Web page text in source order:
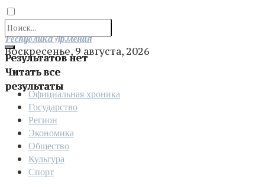
Результатов нет
Читать все
результаты
Отправить
Республика Армения
Воскресенье, 9 августа, 2026
Официальная хроника
Государство
Регион
Экономика
Общество
Культура
Спорт